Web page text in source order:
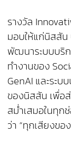
รางวัล
มอบให้แก่นิสสัน
พัฒนาระบบบริ
ทำงานของ
GenAI และระ
ของนิสสัน เพื่อ
สม่ำเสมอในทุก
ว่า “ทุกเสียงข